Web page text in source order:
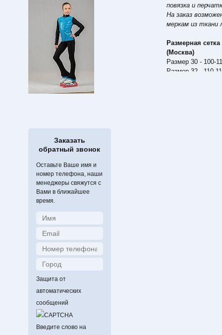
Заказать
обратный звонок
Оставьте Ваше имя и
номер телефона, наши
менеджеры свяжутся с
Вами в ближайшее
время.
Защита от
автоматических
сообщений
Введите слово на
повязка и
На заказ
меркам из ткани
Размерная
(Москва)
Размер 30 - 100-
Размер 32 - 110-